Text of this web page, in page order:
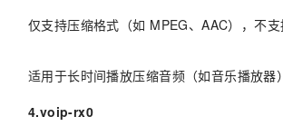
仅支持压缩格式（如 MPEG、AAC），不支
适用于长时间播放压缩音频（如音乐播放器
4.voip-rx0